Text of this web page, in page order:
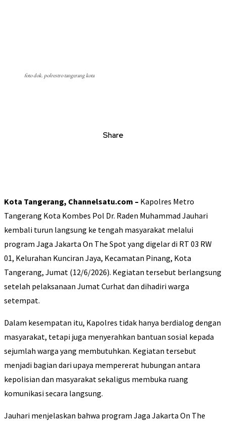
foto dok. polrestro tangerang kota
Share
Kota Tangerang, Channelsatu.com – Kapolres Metro
Tangerang Kota Kombes Pol Dr. Raden Muhammad Jauhari
kembali turun langsung ke tengah masyarakat melalui
program Jaga Jakarta On The Spot yang digelar di RT 03 RW
01, Kelurahan Kunciran Jaya, Kecamatan Pinang, Kota
Tangerang, Jumat (12/6/2026). Kegiatan tersebut berlangsung
setelah pelaksanaan Jumat Curhat dan dihadiri warga
setempat.
Dalam kesempatan itu, Kapolres tidak hanya berdialog dengan
masyarakat, tetapi juga menyerahkan bantuan sosial kepada
sejumlah warga yang membutuhkan. Kegiatan tersebut
menjadi bagian dari upaya mempererat hubungan antara
kepolisian dan masyarakat sekaligus membuka ruang
komunikasi secara langsung.
Jauhari menjelaskan bahwa program Jaga Jakarta On The